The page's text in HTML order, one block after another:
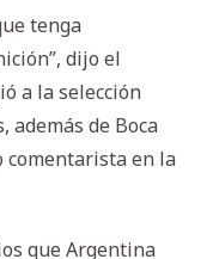
tenga
dijo el
a la selección
además de Boca
comentarista en la
que Argentina